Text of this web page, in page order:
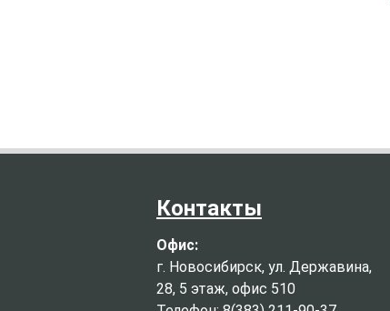
Контакты
Офис:
г. Новосибирск, ул. Державина,
28, 5 этаж, офис 510